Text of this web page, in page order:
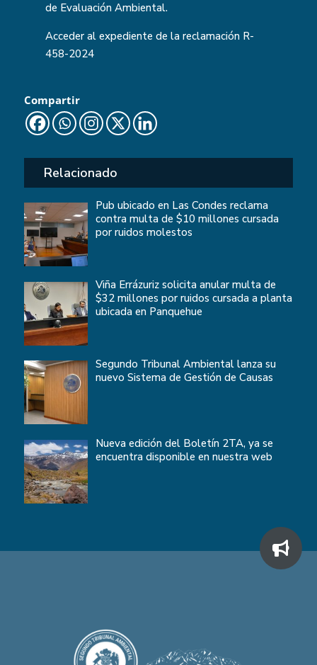
de Evaluación Ambiental.
Acceder al expediente de la reclamación R-
458-2024
Compartir
Relacionado
Pub ubicado en Las Condes reclama
contra multa de $10 millones cursada
por ruidos molestos
Viña Errázuriz solicita anular multa de
$32 millones por ruidos cursada a planta
ubicada en Panquehue
Segundo Tribunal Ambiental lanza su
nuevo Sistema de Gestión de Causas
Nueva edición del Boletín 2TA, ya se
encuentra disponible en nuestra web